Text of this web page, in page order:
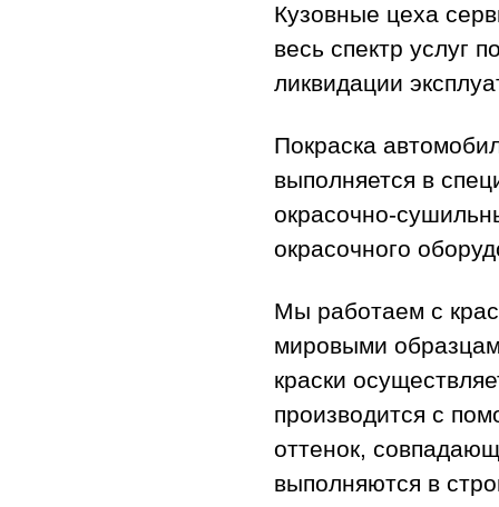
Кузовные цеха
весь спектр услуг
ликвидации
Покраска
выполняется в
окрасочно-
окрасочного
Мы работаем с
мировыми
краски
производится с
оттенок,
выполняются в